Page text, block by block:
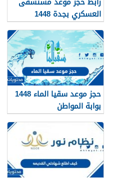
العسكري بجدة 1448
حجز موعد سقيا الماء 1448
بوابة المواطن